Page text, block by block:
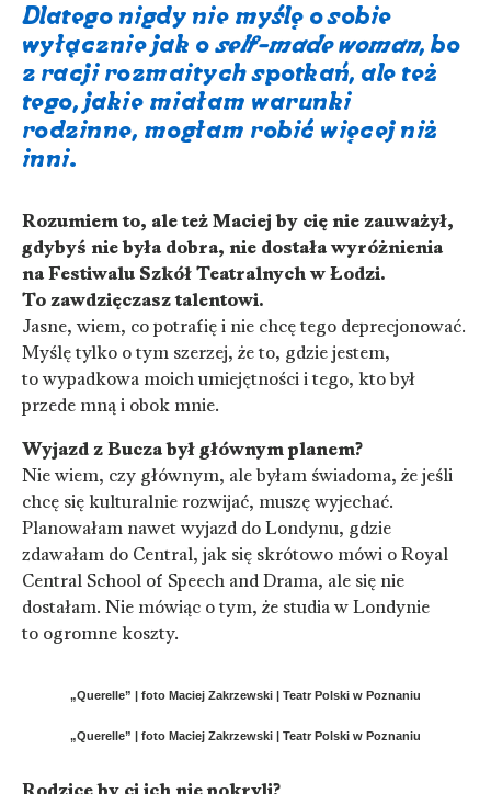
Dlatego nigdy nie myślę o sobie
wyłącznie jak oself-made woman, bo
z racji rozmaitych spotkań, ale też
tego, jakie miałam warunki
rodzinne, mogłam robić więcej niż
inni.
Rozumiem to, ale też Maciej by cię nie zauważył,
gdybyś nie była dobra, nie dostała wyróżnienia
na Festiwalu Szkół Teatralnych w Łodzi.
To zawdzięczasz talentowi.
Jasne, wiem, co potrafię i nie chcę tego deprecjonować.
Myślę tylko o tym szerzej, że to, gdzie jestem,
to wypadkowa moich umiejętności i tego, kto był
przede mną i obok mnie.
Wyjazd z Bucza był głównym planem?
Nie wiem, czy głównym, ale byłam świadoma, że jeśli
chcę się kulturalnie rozwijać, muszę wyjechać.
Planowałam nawet wyjazd do Londynu, gdzie
zdawałam do Central, jak się skrótowo mówi o Royal
Central School of Speech and Drama, ale się nie
dostałam. Nie mówiąc o tym, że studia w Londynie
to ogromne koszty.
„Querelle” | foto Maciej Zakrzewski | Teatr Polski w Poznaniu
„Querelle” | foto Maciej Zakrzewski | Teatr Polski w Poznaniu